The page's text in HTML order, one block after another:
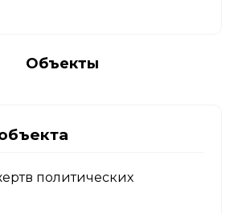
Объекты
политических